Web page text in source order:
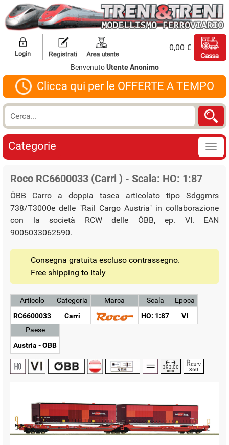
0,00 €
BenvenutoUtente Anonimo
Clicca qui per le OFFERTE A TEMPO
Categorie
Roco RC6600033 (Carri ) - Scala: HO: 1:87
ÖBB Carro a doppia tasca articolato tipo Sdggmrs
738/T3000e delle "Rail Cargo Austria" in collaborazione
con la società RCW delle ÖBB, ep. VI. EAN
9005033062590.
Consegna gratuita escluso contrassegno.
Free shipping to Italy
Articolo
RC6600033
Categoria
Carri
Marca
Scala
HO: 1:87
Epoca
VI
Paese
Austria - OBB
393,00 360